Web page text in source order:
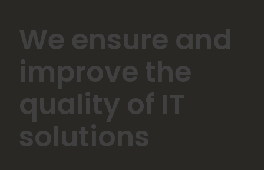
We ensure and
improve the
quality of IT
solutions